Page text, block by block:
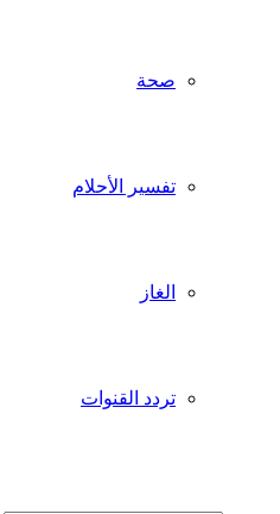
صحة
تفسير الأحلام
الغاز
تردد القنوات